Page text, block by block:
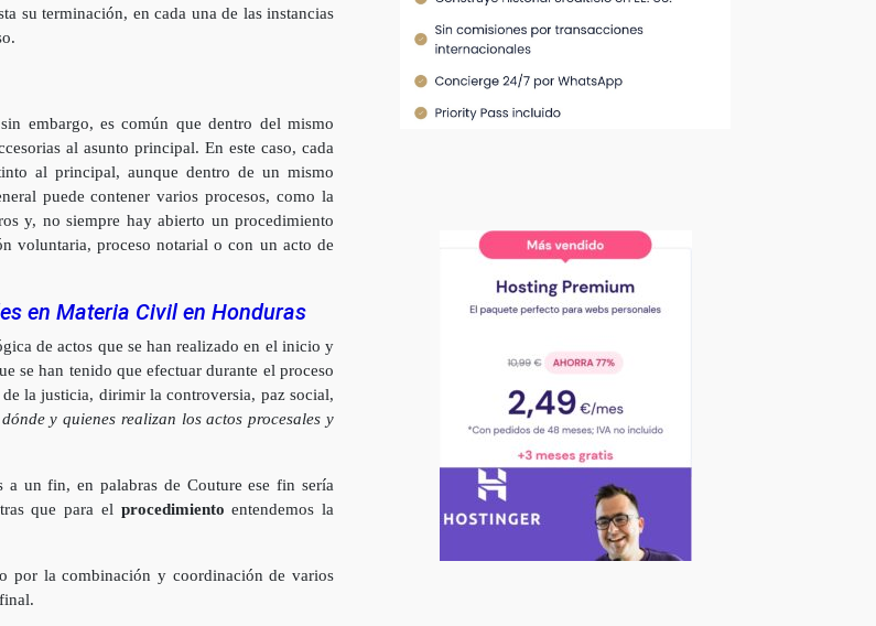
su terminación, en cada una de las instancias
embargo, es común que dentro del mismo
al asunto principal. En este caso, cada
al principal, aunque dentro de un mismo
puede contener varios procesos, como la
y, no siempre hay abierto un procedimiento
voluntaria, proceso notarial o con un acto de
en Materia Civil en Honduras
de actos que se han realizado en el inicio y
se han tenido que efectuar durante el proceso
la justicia, dirimir la controversia, paz social,
y quienes realizan los actos procesales y
un fin, en palabras de Couture ese fin sería
que para el procedimiento entendemos la
por la combinación y coordinación de varios